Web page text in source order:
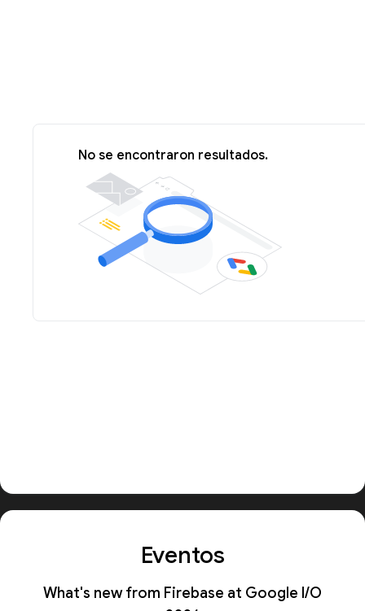
No se encontraron resultados.
Eventos
What's new from Firebase at Google I/O